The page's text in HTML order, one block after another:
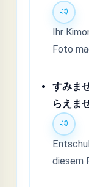
Ihr
Foto
すみま
らえま
diesem